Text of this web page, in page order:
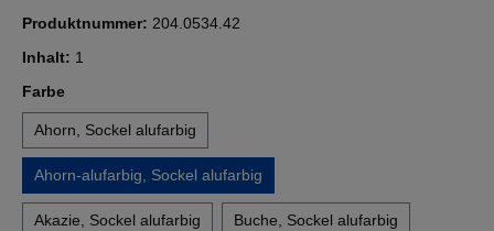
Produktnummer: 204.0534.42
Inhalt: 1
Farbeauswählen
Ahorn, Sockel alufarbig
Ahorn-alufarbig, Sockel alufarbig
Akazie, Sockel alufarbig Buche, Sockel alufarbig